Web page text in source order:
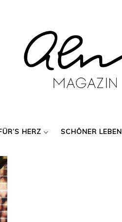
HERZ SCHÖNER LEBEN